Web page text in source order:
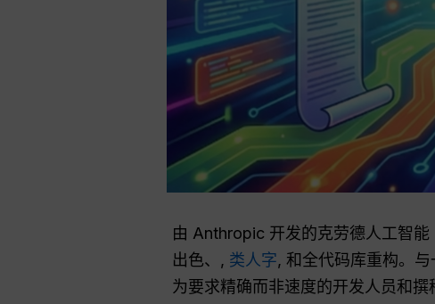
由 Anthropic 开发的克劳德人工智
出色、, 类人字, 和全代码库重构。
为要求精确而非速度的开发人员和撰